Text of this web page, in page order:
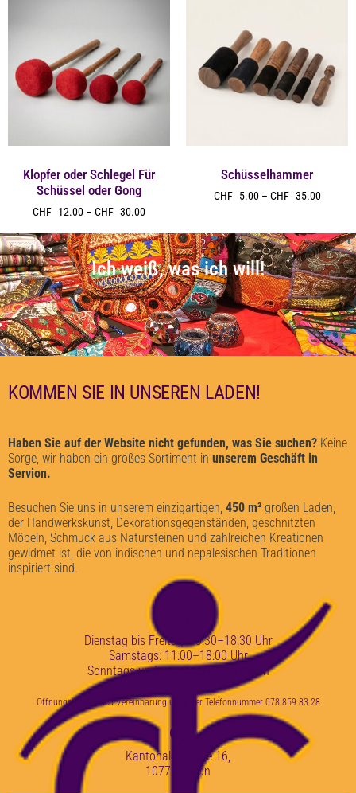
Klopfer oder Schlegel Für
Schüssel oder Gong
CHF 12.00 – CHF 30.00
Schüsselhammer
CHF 5.00 – CHF 35.00
Ich weiß, was ich will!
KOMMEN SIE IN UNSEREN LADEN!
Haben Sie auf der Website nicht gefunden, was Sie suchen? Keine
Sorge, wir haben ein großes Sortiment in unserem Geschäft in
Servion.
Besuchen Sie uns in unserem einzigartigen, 450 m² großen Laden,
der Handwerkskunst, Dekorationsgegenständen, geschnitzten
Möbeln, Schmuck aus Natursteinen und zahlreichen Kreationen
gewidmet ist, die von indischen und nepalesischen Traditionen
inspiriert sind.
Dienstag bis Freitag: 13:30–18:30 Uhr
Samstags: 11:00–18:00 Uhr
Sonntags und montags geschlossen
Öffnungszeiten nach Vereinbarung unter der Telefonnummer 078 859 83 28
Kantonale Straße 16,
1077 Servion